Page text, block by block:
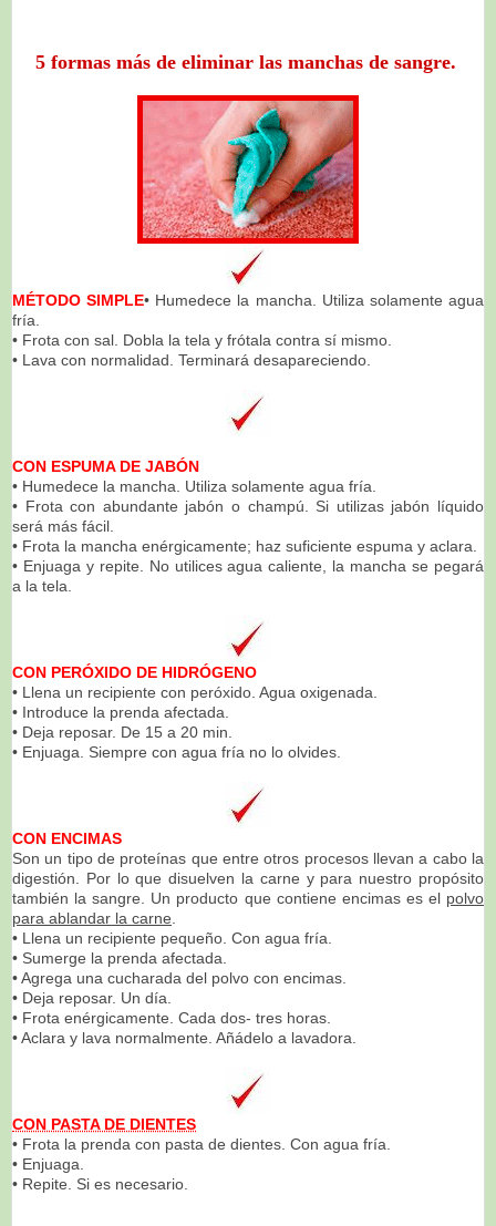
5 formas más de eliminar las manchas de sangre.
MÉTODO SIMPLE• Humedece la mancha. Utiliza solamente agua
fría.
• Frota con sal. Dobla la tela y frótala contra sí mismo.
• Lava con normalidad. Terminará desapareciendo.
CON ESPUMA DE JABÓN
• Humedece la mancha. Utiliza solamente agua fría.
• Frota con abundante jabón o champú. Si utilizas jabón líquido
será más fácil.
• Frota la mancha enérgicamente; haz suficiente espuma y aclara.
• Enjuaga y repite. No utilices agua caliente, la mancha se pegará
a la tela.
CON PERÓXIDO DE HIDRÓGENO
• Llena un recipiente con peróxido. Agua oxigenada.
• Introduce la prenda afectada.
• Deja reposar. De 15 a 20 min.
• Enjuaga. Siempre con agua fría no lo olvides.
CON ENCIMAS
Son un tipo de proteínas que entre otros procesos llevan a cabo la
digestión. Por lo que disuelven la carne y para nuestro propósito
también la sangre. Un producto que contiene encimas es el polvo
para ablandar la carne
• Llena un recipiente pequeño. Con agua fría.
• Sumerge la prenda afectada.
• Agrega una cucharada del polvo con encimas.
• Deja reposar. Un día.
• Frota enérgicamente. Cada dos- tres horas.
• Aclara y lava normalmente. Añádelo a lavadora.
CON PASTA DE DIENTES
• Frota la prenda con pasta de dientes. Con agua fría.
• Enjuaga.
• Repite. Si es necesario.